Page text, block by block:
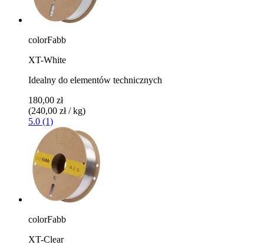
colorFabb
XT-White
Idealny do elementów technicznych
180,00 zł
(240,00 zł / kg)
5.0 (1)
colorFabb
XT-Clear